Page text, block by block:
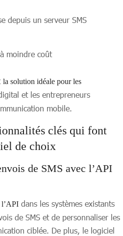
depuis un serveur SMS
moindre coût
la solution idéale pour les
et les entrepreneurs
mobile.
clés qui font
de choix
de SMS avec l’API
l’API dans les systèmes existants
de SMS et de personnaliser les
ciblée. De plus, le logiciel